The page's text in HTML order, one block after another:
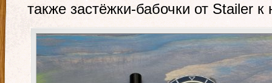
также застёжки-бабочки от Stailer к